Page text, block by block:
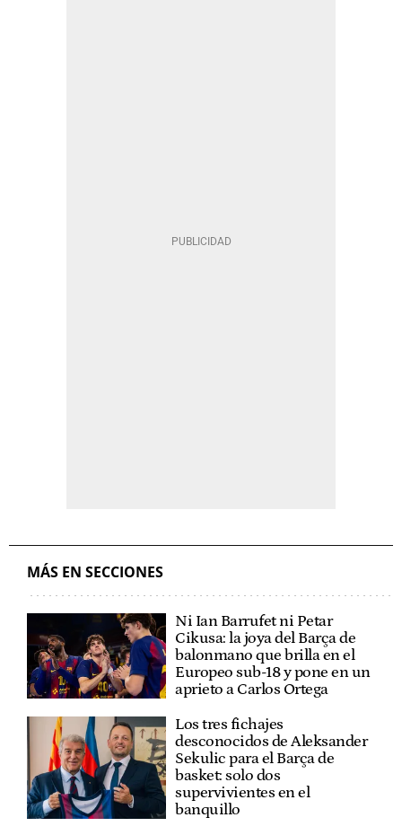
MÁS EN SECCIONES
Ni Ian Barrufet ni Petar
Cikusa: la joya del Barça de
balonmano que brilla en el
Europeo sub-18 y pone en un
aprieto a Carlos Ortega
Los tres fichajes
desconocidos de Aleksander
Sekulic para el Barça de
basket: solo dos
supervivientes en el
banquillo